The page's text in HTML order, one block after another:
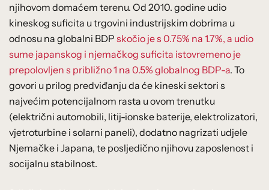
njihovom domaćem terenu. Od 2010. godine udio
kineskog suficita u trgovini industrijskim dobrima u
odnosu na globalni BDP skočio je s 0.75% na 1.7%, a udio
sume japanskog i njemačkog suficita istovremeno je
prepolovljen s približno 1 na 0.5% globalnog BDP-a. To
govori u prilog predviđanju da će kineski sektori s
najvećim potencijalnom rasta u ovom trenutku
(električni automobili, litij-ionske baterije, elektrolizatori,
vjetroturbine i solarni paneli), dodatno nagrizati udjele
Njemačke i Japana, te posljedično njihovu zaposlenost i
socijalnu stabilnost.